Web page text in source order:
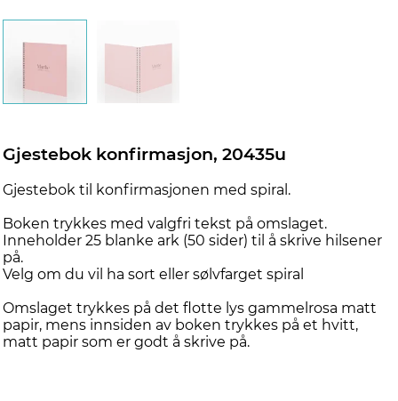
Gjestebok konfirmasjon, 20435u
Gjestebok til konfirmasjonen med spiral.
Boken trykkes med valgfri tekst på omslaget.
Inneholder 25 blanke ark (50 sider) til å skrive hilsener
på.
Velg om du vil ha sort eller sølvfarget spiral
Omslaget trykkes på det flotte lys gammelrosa matt
papir, mens innsiden av boken trykkes på et hvitt,
matt papir som er godt å skrive på.